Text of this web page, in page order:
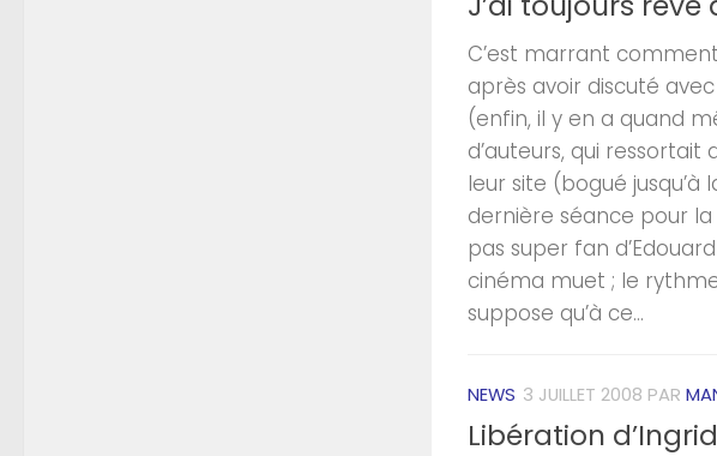
C’est marrant
après avoir discuté
(enfin, il y en a quand
d’auteurs, qui
leur site (bogué
dernière séance pour la
pas super fan
cinéma muet ; le
suppose qu’à ce...
NEWS 3 JUILLET 2008 PAR
Libération